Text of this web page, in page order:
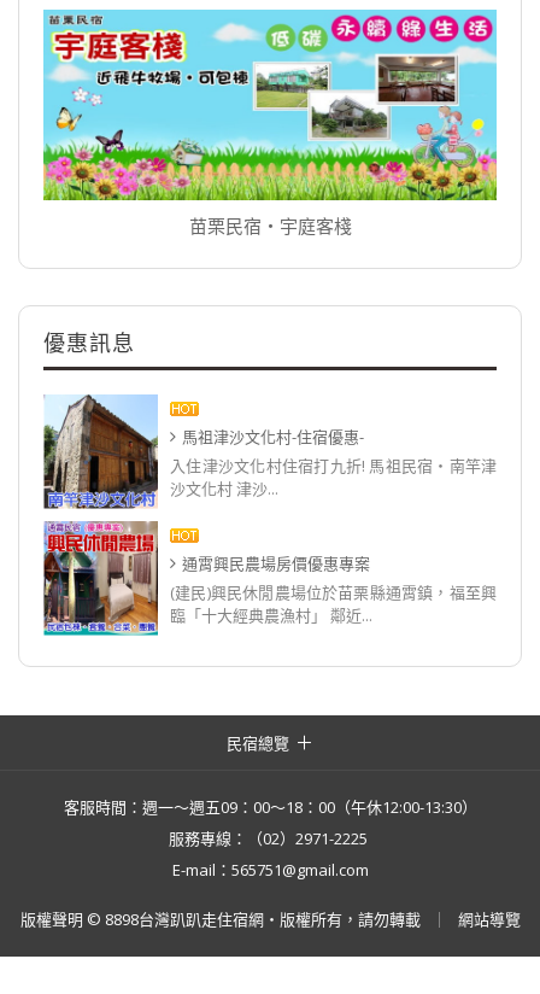
苗栗民宿‧宇庭客棧
優惠訊息
馬祖津沙文化村-住宿優惠-
入住津沙文化村住宿打九折! 馬祖民宿‧南竿津
沙文化村 津沙...
通霄興民農場房價優惠專案
(建民)興民休閒農場位於苗栗縣通霄鎮，福至興
臨「十大經典農漁村」 鄰近...
民宿總覽
客服時間：週一～週五09：00～18：00（午休12:00-13:30）
服務專線：（02）2971-2225
E-mail：565751@gmail.com
版權聲明 © 8898台灣趴趴走住宿網・版權所有，請勿轉載 網站導覽